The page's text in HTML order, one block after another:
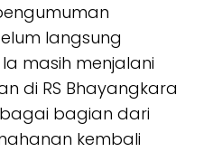
langsung
masih menjalani
di RS Bhayangkara
bagian dari
kembali